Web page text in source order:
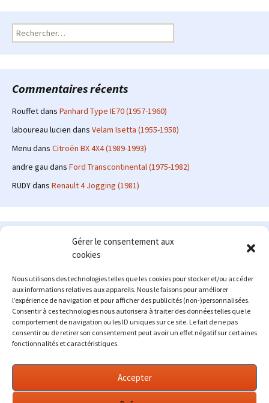
Gérer le consentement aux
cookies
Nous utilisons des technologies telles que les cookies pour stocker et/ou accéder
aux informations relatives aux appareils. Nous le faisons pour améliorer
l’expérience de navigation et pour afficher des publicités (non-)personnalisées.
Consentir à ces technologies nous autorisera à traiter des données telles que le
comportement de navigation ou les ID uniques sur ce site. Le fait de ne pas
consentir ou de retirer son consentement peut avoir un effet négatif sur certaines
fonctionnalités et caractéristiques.
Accepter
Rechercher :
Commentaires récents
Rouffetdans Panhard Type IE70 (1957-1960)
laboureau lucien dans Velam Isetta (1955-1958)
Menu dans Citroën BX 4X4 (1989-1993)
andre gau dans Ford Transcontinental (1975-1982)
RUDYdans Renault 4 Jogging (1981)
Le site en quelques mots
: passionné d'automobile ancienne depuis de
nombreuses années, j'ai commencé à partager ma passion sur
internet à partir de 2009 au travers d'un blog qui a connu un relatif
succès. Fin 2013, je décide de prendre mon autonomie et me lancer
avec mon propre site : l'Automobile Ancienne.
Me contacter : alex(at)lautomobileancienne.com